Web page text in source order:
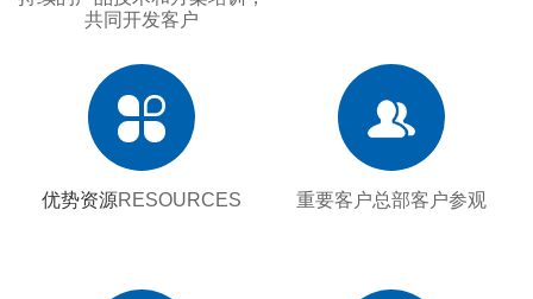
共同开发客户
优势资源RESOURCES 重要客户总部客户参观